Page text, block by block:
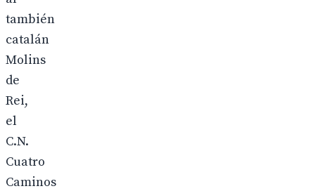
también
catalán
Molins
de
Rei,
el
C.N.
Cuatro
Caminos